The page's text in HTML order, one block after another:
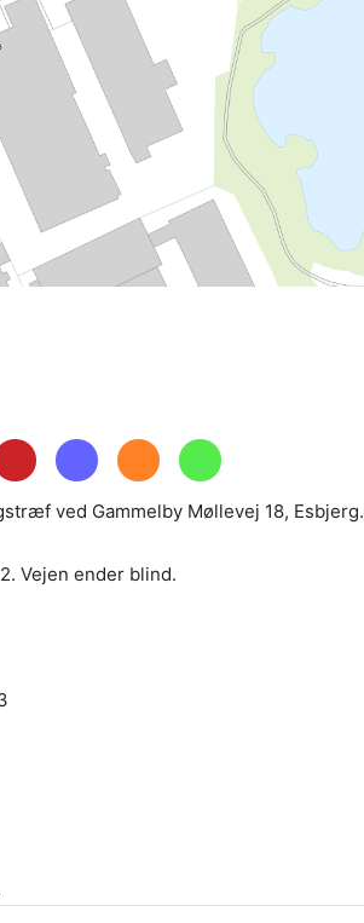
ved Gammelby Møllevej 18, Esbjerg.
Vejen ender blind.